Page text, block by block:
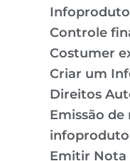
Controle
Costumer
Criar um
Direitos
Emissão de
Emitir Nota